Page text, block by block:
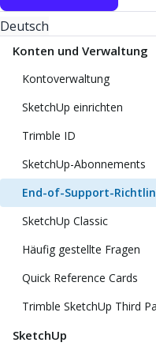
Deutsch
Konten und Verwaltung
Kontoverwaltung
SketchUp einrichten
Trimble ID
SketchUp-Abonnements
End-of-Support-
SketchUp Classic
Häufig gestellte Fragen
Quick Reference Cards
Trimble SketchUp Third
SketchUp